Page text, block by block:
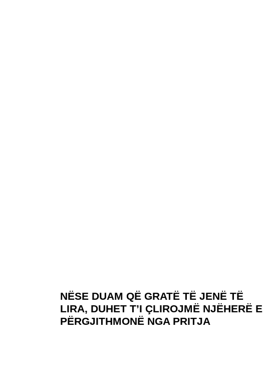
NËSE DUAM QË GRATË TË JENË TË
LIRA, DUHET T’I ÇLIROJMË NJËHERË E
PËRGJITHMONË NGA PRITJA